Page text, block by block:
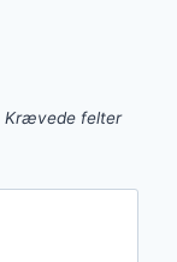
Krævede felter